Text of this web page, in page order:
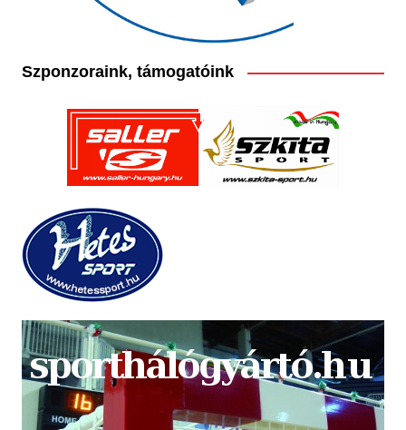
Szponzoraink, támogatóink